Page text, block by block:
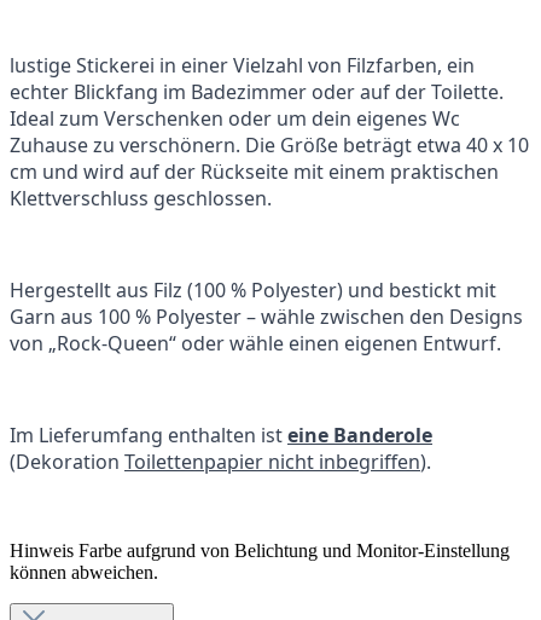
lustige Stickerei in einer Vielzahl von Filzfarben, ein
echter Blickfang im Badezimmer oder auf der Toilette.
Ideal zum Verschenken oder um dein eigenes Wc
Zuhause zu verschönern. Die Größe beträgt etwa 40 x 10
cm und wird auf der Rückseite mit einem praktischen
Klettverschluss geschlossen.
Hergestellt aus Filz (100 % Polyester) und bestickt mit
Garn aus 100 % Polyester – wähle zwischen den Designs
von „Rock-Queen“ oder wähle einen eigenen Entwurf.
Im Lieferumfang enthalten isteine Banderole
(Dekoration Toilettenpapier nicht inbegriffen).
Hinweis Farbe aufgrund von Belichtung und Monitor-Einstellung
können abweichen.